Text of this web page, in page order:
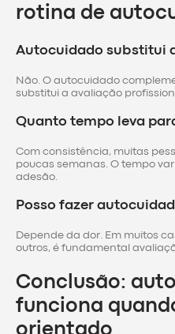
rotina de
Autocuidado substitui
Não. O autocuidado
substitui a avaliação
Quanto tempo leva
Com consistência, muitas
poucas semanas. O tempo
adesão.
Posso fazer
Depende da dor. Em muitos
outros, é fundamental
Conclusão:
funciona
orientado